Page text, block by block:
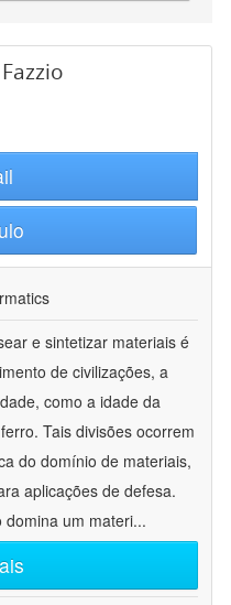
e sintetizar materiais é
de civilizações, a
como a idade da
Tais divisões ocorrem
do domínio de materiais,
aplicações de defesa.
domina um materi...